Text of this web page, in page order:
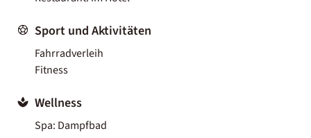
Sport und Aktivitäten
Fahrradverleih
Fitness
Wellness
Spa: Dampfbad